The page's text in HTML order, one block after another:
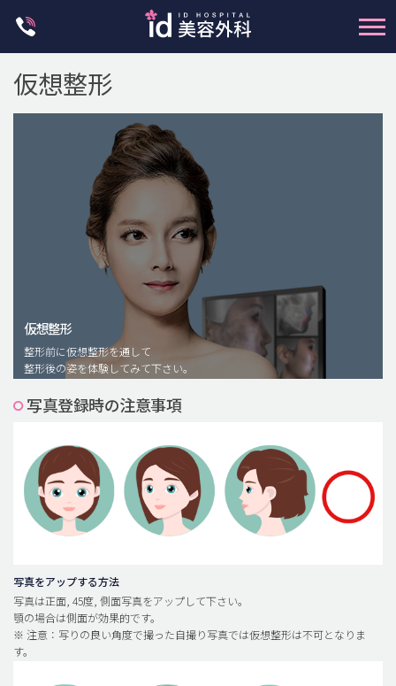
脂肪注入(アンチエイジング)
豊胸手術・バストアップ
プチ整形
メンズ整形
idリアルストーリー
idニュース
安全整形
料金一覧
ご相談のお問い合わせ
仮想整形
仮想整形
整形前に仮想整形を通して
整形後の姿を体験してみて下さい。
写真登録時の注意事項
写真をアップする方法
写真は正面, 45度, 側面写真をアップして下さい。
顎の場合は側面が効果的です。
※ 注意：写りの良い角度で撮った自撮り写真では仮想整形は不可となりま
す。